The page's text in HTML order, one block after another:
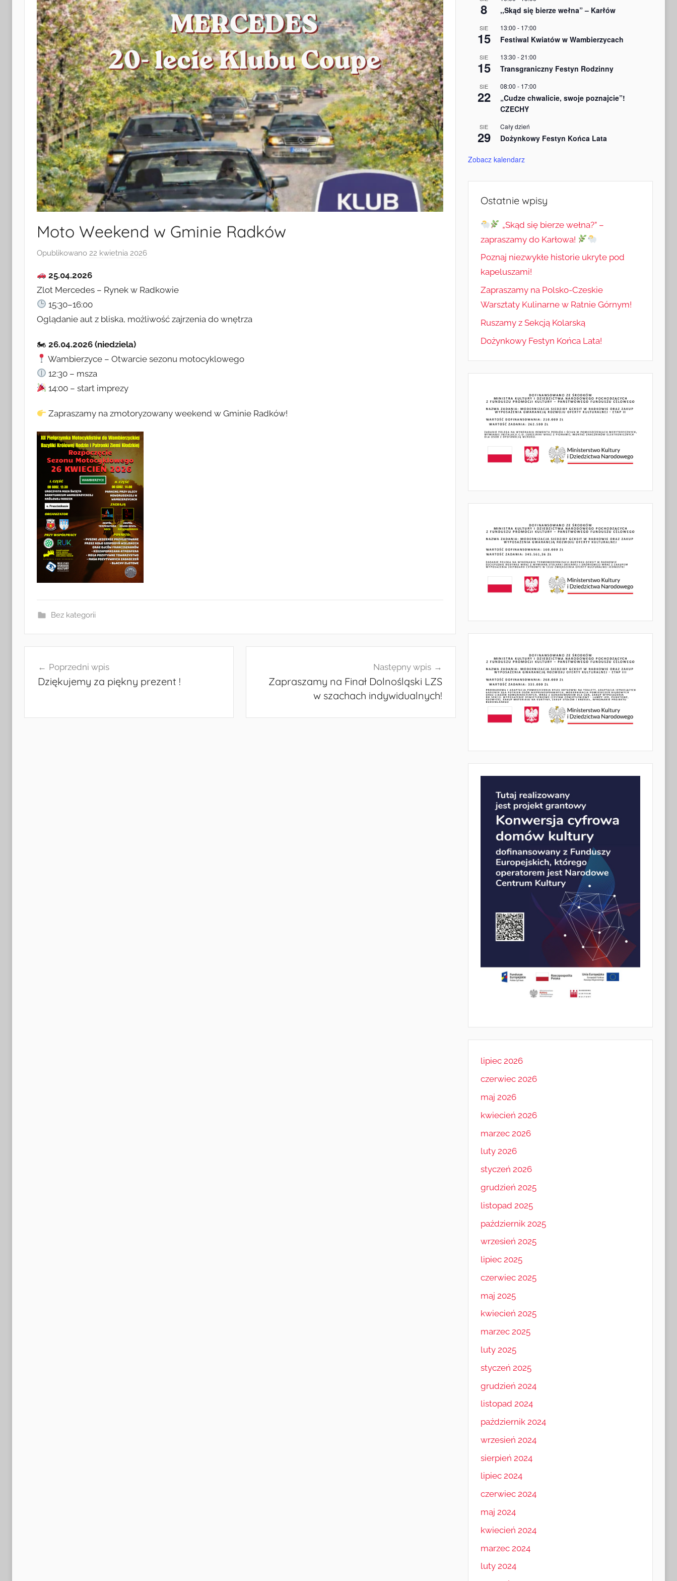
Turystyki
w
Radkowie
Moto Weekend w Gminie Radków
Opublikowano 22 kwietnia 2026
e
A
a
i
25.04.2026
Zlot Mercedes – Rynek w Radkowie
15:30–16:00
Oglądanie aut z bliska, możliwość zajrzenia do wnętrza
🏍 26.04.2026 (niedziela)
Wambierzyce – Otwarcie sezonu motocyklowego
12:30 – msza
14:00 – start imprezy
Zapraszamy na zmotoryzowany weekend w Gminie Radków!
Bez kategorii
wpisuPoprzedni wpis
Dziękujemy za piękny prezent !
Następny wpis
Zapraszamy na Finał Dolnośląski LZS
w szachach indywidualnych!
8 ,,Skąd się bierze wełna” – Karłów
SIE
15
13:00 - 17:00
Festiwal Kwiatów w Wambierzycach
SIE
15
13:30 -21:00
Transgraniczny Festyn Rodzinny
SIE
22
08:00 - 17:00
„Cudze chwalicie, swoje poznajcie”!
CZECHY
SIE
29
Cały dzień
Dożynkowy Festyn Końca Lata
Zobacz kalendarz
Ostatnie wpisy
„Skąd się bierze wełna?” –
zapraszamy do Karłowa!
Poznaj niezwykłe historie ukryte pod
kapeluszami!
Zapraszamy na Polsko-Czeskie
Warsztaty Kulinarne w Ratnie Górnym!
Ruszamy z Sekcją Kolarską
Dożynkowy Festyn Końca Lata!
lipiec 2026
czerwiec 2026
maj 2026
kwiecień 2026
marzec 2026
luty 2026
styczeń 2026
grudzień 2025
listopad 2025
październik 2025
wrzesień 2025
lipiec 2025
czerwiec 2025
maj 2025
kwiecień 2025
marzec 2025
luty 2025
styczeń 2025
grudzień 2024
listopad 2024
październik 2024
wrzesień 2024
sierpień 2024
lipiec 2024
czerwiec 2024
maj 2024
kwiecień 2024
marzec 2024
luty 2024